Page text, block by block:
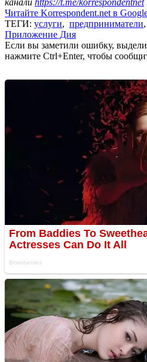
Читайте Korrespondent.net в
ТЕГИ: услуги, предприниматели,
Приложение Дия
Если вы заметили ошибку,
нажмите Ctrl+Enter, чтобы